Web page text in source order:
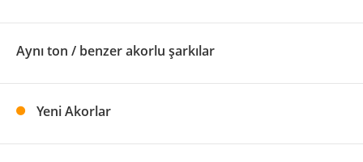
Aynı ton / benzer akorlu şarkılar
Yeni Akorlar